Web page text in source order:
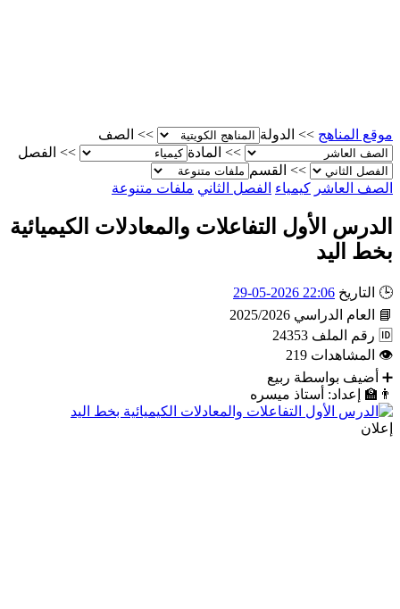
موقع المناهج >> الدولة >>
الصف
>>
المادة >>
الفصل
>>
القسم
الصف العاشر كيمياء الفصل الثاني ملفات متنوعة
الدرس الأول التفاعلات والمعادلات الكيميائية
بخط اليد
🕒 التاريخ 22:06 2026-05-29
📘
العام الدراسي 2025/2026
🆔 رقم الملف 24353
👁
المشاهدات 219
➕
أضيف بواسطة ربيع
👨‍🏫
إعداد: أستاذ ميسره
إعلان